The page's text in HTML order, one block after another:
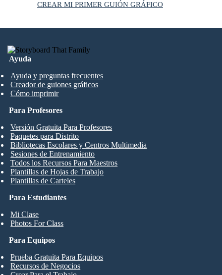
CREAR MI PRIMER GUIÓN GRÁFICO
Ayuda
Ayuda y preguntas frecuentes
Creador de guiones gráficos
Cómo imprimir
Para Estudiantes
Mi Clase
Photos For Class
Para Profesores
Versión Gratuita Para Profesores
Paquetes para Distrito
Bibliotecas Escolares y Centros Multimedia
Sesiones de Entrenamiento
Todos los Recursos Para Maestros
Plantillas de Hojas de Trabajo
Plantillas de Carteles
Para Equipos
Prueba Gratuita Para Equipos
Recursos de Negocios